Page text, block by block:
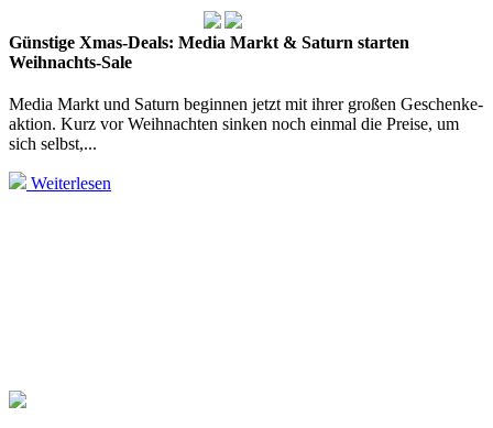
Günstige Xmas-Deals: Media Markt & Saturn starten
Weihnachts-Sale
Media Markt und Saturn beginnen jetzt mit ihrer großen Geschenke­
aktion. Kurz vor Weihnachten sinken noch einmal die Preise, um
sich selbst,...
Weiterlesen